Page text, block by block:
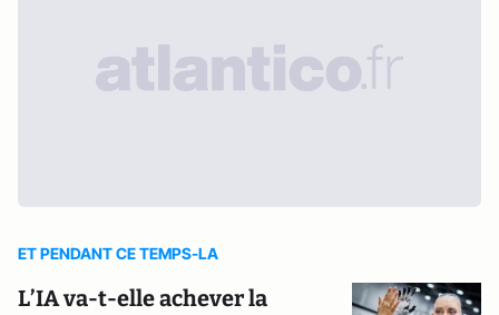
ET PENDANT CE TEMPS-LA
L’IA va-t-elle achever la